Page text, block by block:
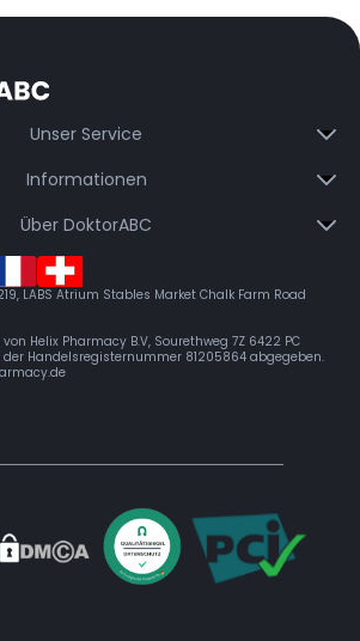
Unser Service
Informationen
Über DoktorABC
LABS Atrium Stables Market Chalk Farm Road
Helix Pharmacy B.V, Sourethweg 7Z 6422 PC
der Handelsregisternummer 81205864 abgegeben.